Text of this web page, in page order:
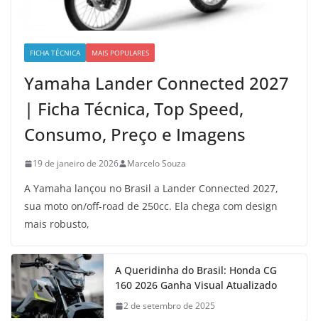
FICHA TÉCNICA MAIS POPULARES
Yamaha Lander Connected 2027
| Ficha Técnica, Top Speed,
Consumo, Preço e Imagens
19 de janeiro de 2026 Marcelo Souza
A Yamaha lançou no Brasil a Lander Connected 2027,
sua moto on/off-road de 250cc. Ela chega com design
mais robusto,
A Queridinha do Brasil: Honda CG
160 2026 Ganha Visual Atualizado
2 de setembro de 2025